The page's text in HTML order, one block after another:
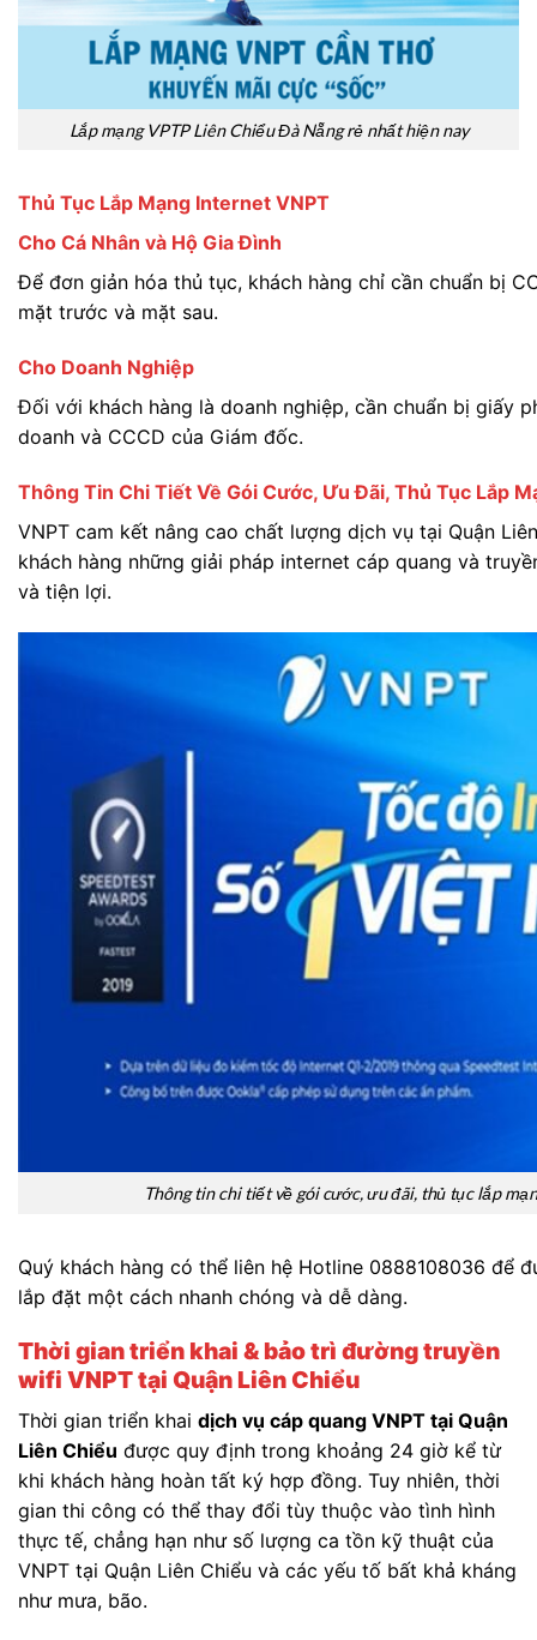
Lắp mạng VPTP Liên Chiểu Đà Nẵng rẻ nhất hiện nay
Thủ Tục Lắp Mạng Internet VNPT
Cho Cá Nhân và Hộ Gia Đình
Để đơn giản hóa thủ tục, khách hàng chỉ cần chuẩn bị
mặt trước và mặt sau.
Cho Doanh Nghiệp
Đối với khách hàng là doanh nghiệp, cần chuẩn bị giấy
doanh và CCCD của Giám đốc.
Thông Tin Chi Tiết Về Gói Cước, Ưu Đãi, Thủ Tục Lắp
VNPT cam kết nâng cao chất lượng dịch vụ tại Quận
khách hàng những giải pháp internet cáp quang và
và tiện lợi.
Thông tin chi tiết về gói cước, ưu đãi, thủ tục lắp
Quý khách hàng có thể liên hệ Hotline 0888108036 để
lắp đặt một cách nhanh chóng và dễ dàng.
Thời gian triển khai & bảo trì đường truyền
wifi VNPT tại Quận Liên Chiểu
Thời gian triển khai dịch vụ cáp quang VNPT tại Quận
Liên Chiểu được quy định trong khoảng 24 giờ kể từ
khi khách hàng hoàn tất ký hợp đồng. Tuy nhiên, thời
gian thi công có thể thay đổi tùy thuộc vào tình hình
thực tế, chẳng hạn như số lượng ca tồn kỹ thuật của
VNPT tại Quận Liên Chiểu và các yếu tố bất khả kháng
như mưa, bão.